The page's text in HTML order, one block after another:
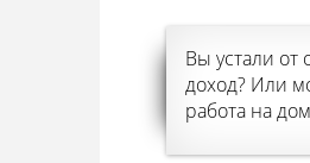
Вы устали от
доход? Или
работа на